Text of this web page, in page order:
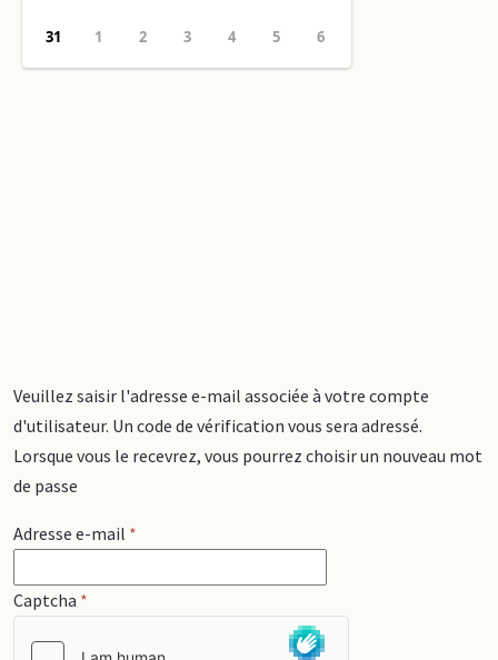
Veuillez saisir l'adresse e-mail associée à votre compte
d'utilisateur. Un code de vérification vous sera adressé.
Lorsque vous le recevrez, vous pourrez choisir un nouveau mot
de passe
Adresse e-mail *
Captcha *